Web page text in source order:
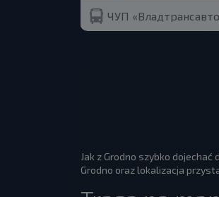
ЧУП
Jak z Grodno szybko
Grodno oraz lokalizacja